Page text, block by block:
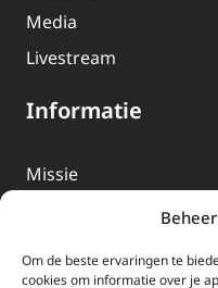
Om de beste ervaringen te
cookies om informatie over je
Media
Livestream
Informatie
Missie
EWTN-Team